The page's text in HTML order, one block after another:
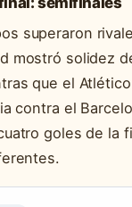
superaron
mostró solidez
que el
contra el
goles de la